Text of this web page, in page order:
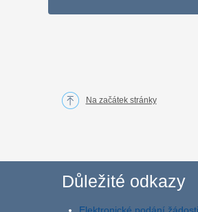
Na začátek stránky
Důležité odkazy